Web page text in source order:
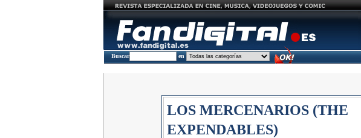
Buscar en
LOS MERCENARIOS (THE
EXPENDABLES)